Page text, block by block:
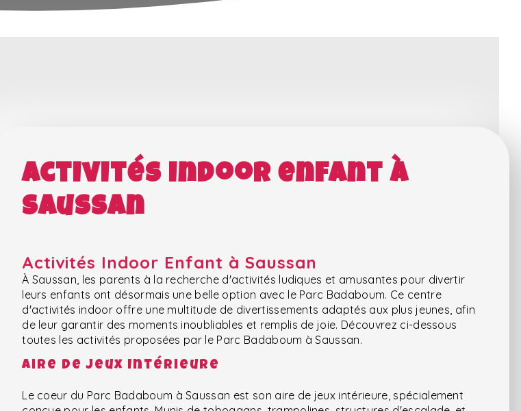
Activités indoor enfant à
Saussan
Activités Indoor Enfant à Saussan
À Saussan, les parents à la recherche d'activités ludiques et amusantes pour divertir
leurs enfants ont désormais une belle option avec le Parc Badaboum. Ce centre
d'activités indoor offre une multitude de divertissements adaptés aux plus jeunes, afin
de leur garantir des moments inoubliables et remplis de joie. Découvrez ci-dessous
toutes les activités proposées par le Parc Badaboum à Saussan.
Aire de Jeux Intérieure
Le coeur du Parc Badaboum à Saussan est son aire de jeux intérieure, spécialement